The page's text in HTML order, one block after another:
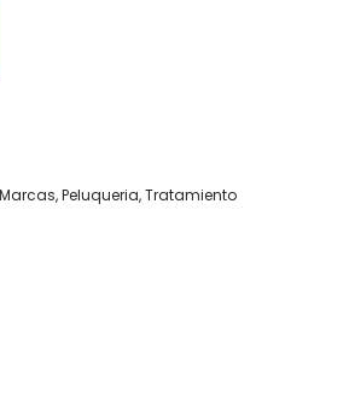
Marcas,Peluqueria,Tratamiento